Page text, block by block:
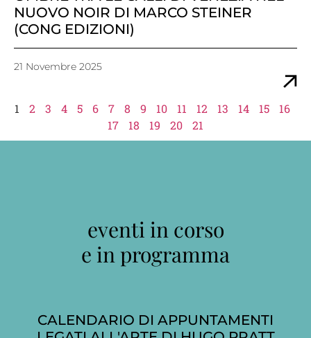
NUOVO NOIR DI MARCO STEINER
(CONG EDIZIONI)
21 Novembre 2025
1 2 3 4 5 6 7 8 9 10 11 12 13 14 15
16
17
18 19 20 21
eventi in corso
e in programma
CALENDARIO DI APPUNTAMENTI